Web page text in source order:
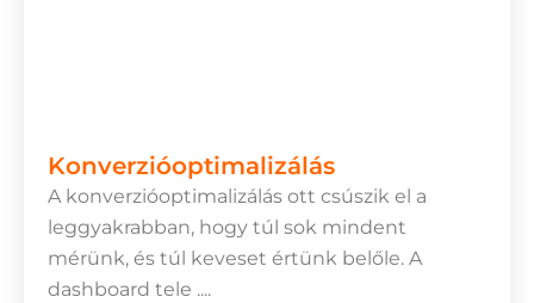
Konverzióoptimalizálás
A konverzióoptimalizálás ott csúszik el a
leggyakrabban, hogy túl sok mindent
mérünk, és túl keveset értünk belőle. A
dashboard tele ....